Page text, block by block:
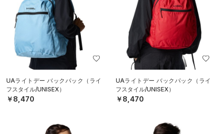
UAライトデー バックパック（ライ
フスタイル/UNISEX）
￥8,470
UAライトデー バックパック（ライ
フスタイル/UNISEX）
￥8,470